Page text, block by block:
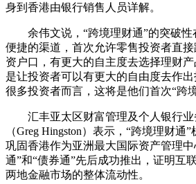
身到香港由银行销售人员详解。
余伟文说，“跨境理财通”的突破
便捷的渠道，首次允许零售投资者直
资户口，有更大的自主度去选择理财
是让投资者可以有更大的自由度去作
很多投资者而言，这将是他们首次“跨境
汇丰亚太区财富管理及个人银行
（Greg Hingston）表示，“跨境理财通
巩固香港作为亚洲最大国际资产管理
通”和“债券通”先后成功推出，证明互
两地金融市场的整体流动性。